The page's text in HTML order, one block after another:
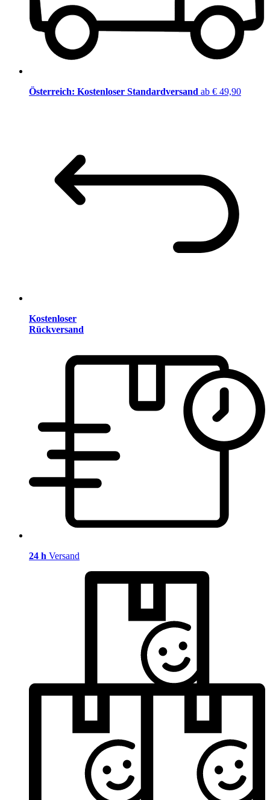
Österreich: Kostenloser Standardversand ab € 49,90
Kostenloser
Rückversand
24 h Versand